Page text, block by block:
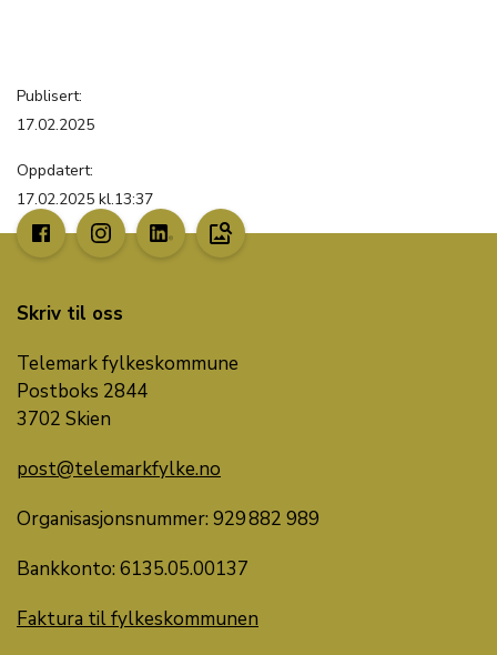
Publisert:
17.02.2025
Oppdatert:
17.02.2025 kl.13:37
image_search
Skriv til oss
Telemark fylkeskommune
Postboks 2844
3702 Skien
post@telemarkfylke.no
Organisasjonsnummer: 929 882 989
Bankkonto: 6135.05.00137
Faktura til fylkeskommunen